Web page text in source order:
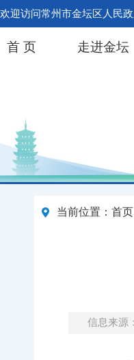
欢迎访问常州市金坛区人民政
首 页 走进金坛
当前位置： 首页
信息来源